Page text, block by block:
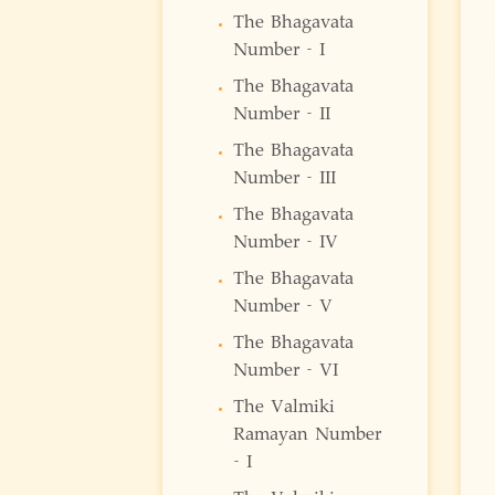
The Bhagavata
Number - I
The Bhagavata
Number - II
The Bhagavata
Number - III
The Bhagavata
Number - IV
The Bhagavata
Number - V
The Bhagavata
Number - VI
The Valmiki
Ramayan Number
- I